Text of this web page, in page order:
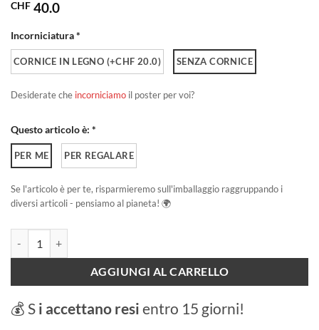
CHF 40.0
Incorniciatura *
CORNICE IN LEGNO (+CHF 20.0) SENZA CORNICE
Desiderate che incorniciamo il poster per voi?
Questo articolo è: *
PER ME PER REGALARE
Se l'articolo è per te, risparmieremo sull'imballaggio raggruppando i
diversi articoli - pensiamo al pianeta! 🌍
AGGIUNGI AL CARRELLO
💰 S i accettano resi entro 15 giorni!